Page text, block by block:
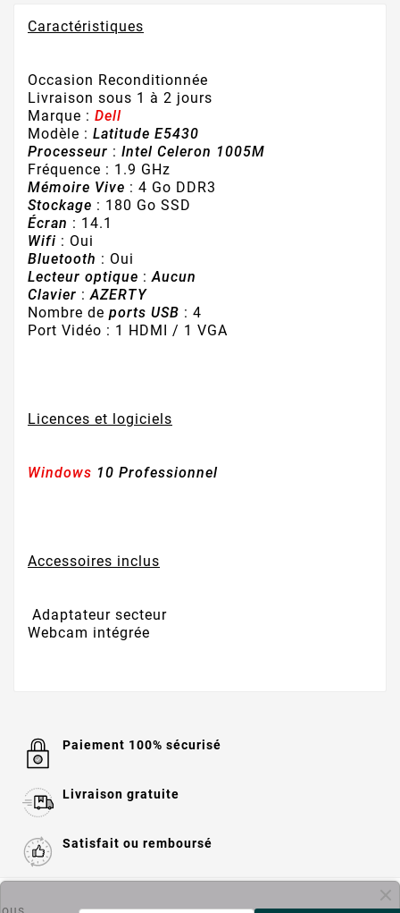
Caractéristiques
Occasion Reconditionnée
Livraison sous 1 à 2 jours
Marque : Dell
Modèle : Latitude E5430
Processeur : Intel Celeron 1005M
Fréquence : 1.9 GHz
Mémoire Vive : 4 Go DDR3
Stockage : 180 Go SSD
Écran : 14.1
Wifi : Oui
Bluetooth : Oui
Lecteur optique :Aucun
Clavier :AZERTY
Nombre de ports USB : 4
Port Vidéo : 1 HDMI / 1 VGA
Licences et logiciels
Windows 10 Professionnel
Accessoires inclus
Adaptateur secteur
Webcam intégrée
Paiement 100% sécurisé
Livraison gratuite
Satisfait ou remboursé
Informations